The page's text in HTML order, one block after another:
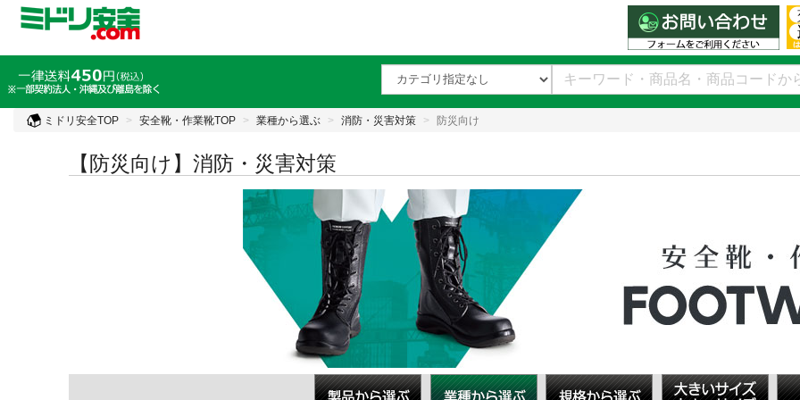
ミドリ安全TOP 安全靴・作業靴TOP 業種から選ぶ 消防・災害対策 防災向け
【防災向け】消防・災害対策